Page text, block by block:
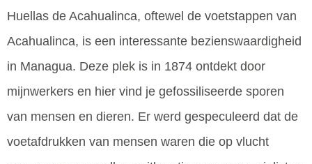
Huellas de Acahualinca, oftewel de voetstappen van
Acahualinca, is een interessante bezienswaardigheid
in Managua. Deze plek is in 1874 ontdekt door
mijnwerkers en hier vind je gefossiliseerde sporen
van mensen en dieren. Er werd gespeculeerd dat de
voetafdrukken van mensen waren die op vlucht